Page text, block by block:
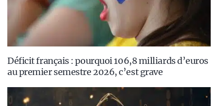
Déficit français : pourquoi 106,8 milliards d’euros
au premier semestre 2026, c’est grave